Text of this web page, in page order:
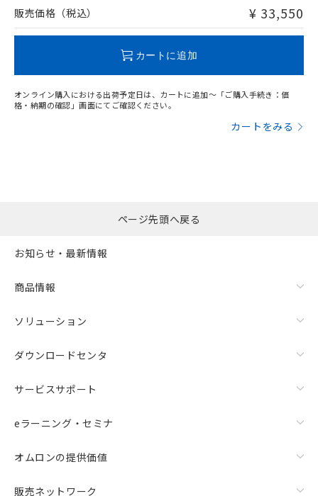
問い合わせください。
販売価格（税込） ¥ 33,550
カートに追加
オンライン購入における出荷予定日は、カートに追加～「ご購入手続き：価
格・納期の確認」画面にてご確認ください。
カートをみる
ページ先頭へ戻る
お知らせ・最新情報
商品情報
ソリューション
ダウンロードセンタ
サービスサポート
eラーニング・セミナ
オムロンの提供価値
販売ネットワーク